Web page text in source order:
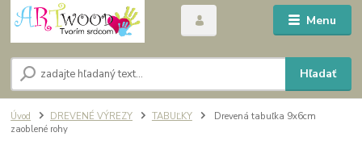
Menu
Hľadať
Úvod DREVENÉ VÝREZY TABUĽKY
Drevená tabuľka 9x6cm
zaoblené rohy